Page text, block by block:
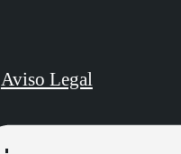
Aviso Legal